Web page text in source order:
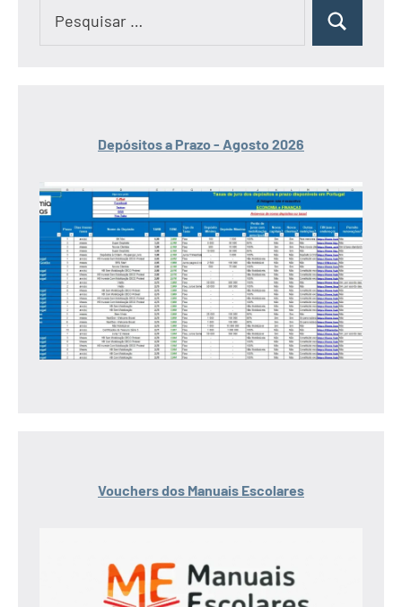
Pesquisar
Depósitos a Prazo - Agosto 2026
Vouchers dos Manuais Escolares